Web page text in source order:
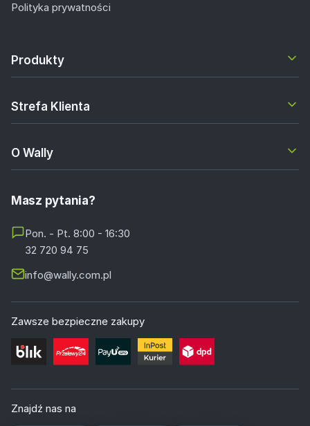
Polityka prywatności
Produkty
Strefa Klienta
O Wally
Masz pytania?
Pon. - Pt. 8:00 - 16:30
32 720 94 75
info@wally.com.pl
Zawsze bezpieczne zakupy
Znajdź nas na